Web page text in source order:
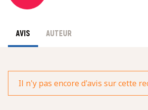
AVIS AUTEUR
Il n'y pas encore d'avis sur cette